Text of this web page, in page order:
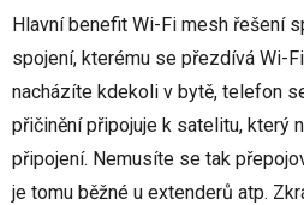
Hlavní benefit Wi-Fi mesh řešení
spojení, kterému se přezdívá Wi-
nacházíte kdekoli v bytě, telefon
přičinění připojuje k satelitu, který
připojení. Nemusíte se tak
je tomu běžné u extenderů atp.